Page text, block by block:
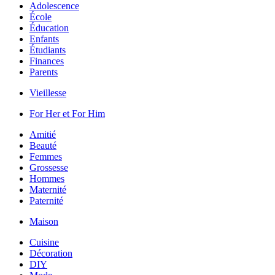
Adolescence
École
Éducation
Enfants
Étudiants
Finances
Parents
Vieillesse
For Her et For Him
Amitié
Beauté
Femmes
Grossesse
Hommes
Maternité
Paternité
Maison
Cuisine
Décoration
DIY